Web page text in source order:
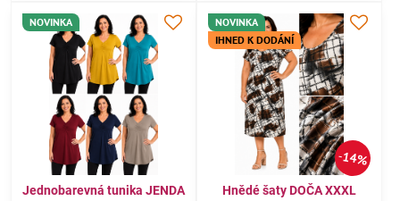
NOVINKA
Jednobarevná tunika JENDA
14%
NOVINKA
IHNED K DODÁNÍ
Hnědé šaty DOČA XXXL